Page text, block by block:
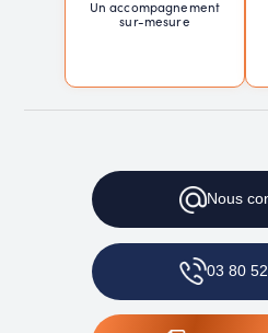
Un accompagnement
sur-mesure
Nous
03 80